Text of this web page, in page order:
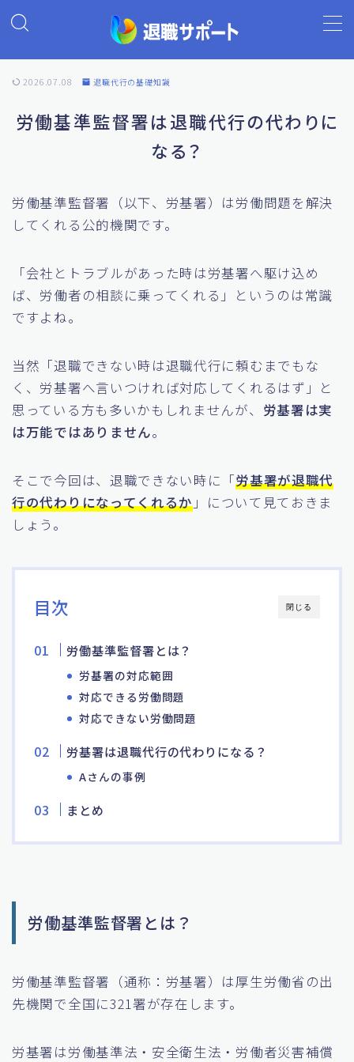
MENU
ホーム
退職代行ランキング
よくあるご質問
2026.07.08 退職代行の基礎知識
労働基準監督署は退職代行の代わりに
なる？
労働基準監督署（以下、労基署）は労働問題を解決
してくれる公的機関です。
「会社とトラブルがあった時は労基署へ駆け込め
ば、労働者の相談に乗ってくれる」というのは常識
ですよね。
当然「退職できない時は退職代行に頼むまでもな
く、労基署へ言いつければ対応してくれるはず」と
思っている方も多いかもしれませんが、 労基署は実
は万能ではありません。
そこで今回は、退職できない時に「労基署が退職代
行の代わりになってくれるか 」について見ておきま
しょう。
閉じる
目次
労働基準監督署とは？
労基署の対応範囲
対応できる労働問題
対応できない労働問題
労基署は退職代行の代わりになる？
Aさんの事例
まとめ
労働基準監督署とは？
労働基準監督署（通称：労基署）は厚生労働省の出
先機関で全国に321署が存在します。
労基署は労働基準法・安全衛生法・労働者災害補償